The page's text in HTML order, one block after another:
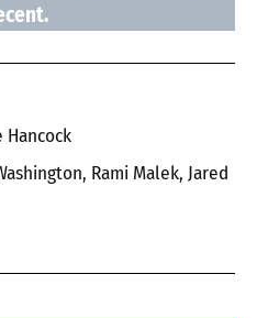
Hancock
Rami Malek, Jared